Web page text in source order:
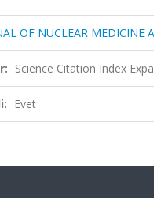
OF NUCLEAR MEDICINE
Science Citation Index
Evet